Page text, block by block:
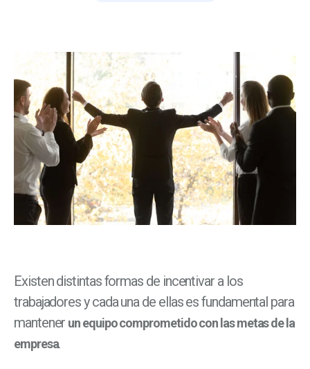
Existen distintas formas de incentivar a los
trabajadores y cada una de ellas es fundamental para
mantener un equipo comprometido con las metas de la
empresa.